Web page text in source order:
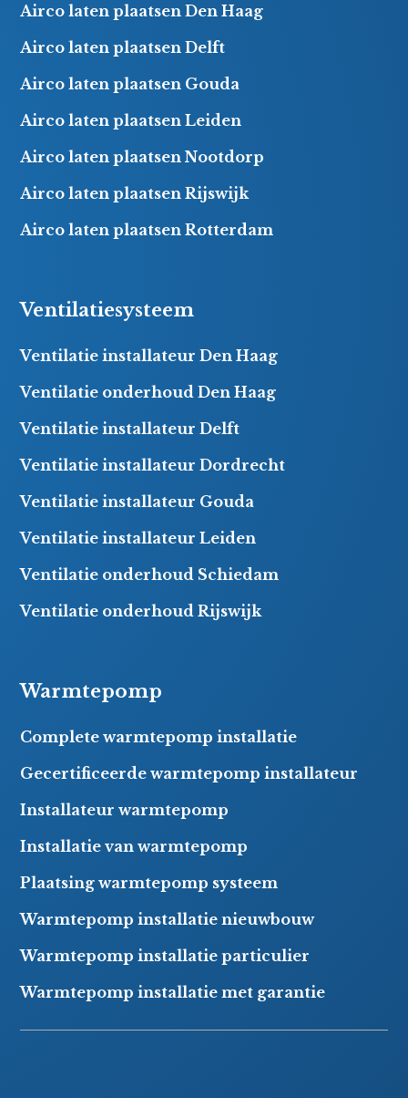
Airco laten plaatsen Den Haag
Airco laten plaatsen Delft
Airco laten plaatsen Gouda
Airco laten plaatsen Leiden
Airco laten plaatsen Nootdorp
Airco laten plaatsen Rijswijk
Airco laten plaatsen Rotterdam
Ventilatiesysteem
Ventilatie installateur Den Haag
Ventilatie onderhoud Den Haag
Ventilatie installateur Delft
Ventilatie installateur Dordrecht
Ventilatie installateur Gouda
Ventilatie installateur Leiden
Ventilatie onderhoud Schiedam
Ventilatie onderhoud Rijswijk
Warmtepomp
Complete warmtepomp installatie
Gecertificeerde warmtepomp installateur
Installateur warmtepomp
Installatie van warmtepomp
Plaatsing warmtepomp systeem
Warmtepomp installatie nieuwbouw
Warmtepomp installatie particulier
Warmtepomp installatie met garantie